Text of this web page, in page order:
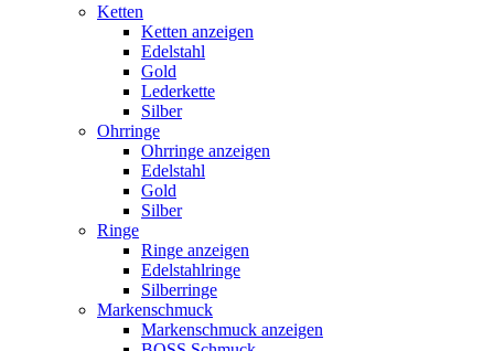
Ketten
Ketten anzeigen
Edelstahl
Gold
Lederkette
Silber
Ohrringe
Ohrringe anzeigen
Edelstahl
Gold
Silber
Ringe
Ringe anzeigen
Edelstahlringe
Silberringe
Markenschmuck
Markenschmuck anzeigen